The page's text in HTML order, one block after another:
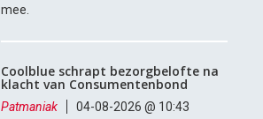
mee.
Coolblue schrapt bezorgbelofte na
klacht van Consumentenbond
Patmaniak
04-08-2026 @ 10:43